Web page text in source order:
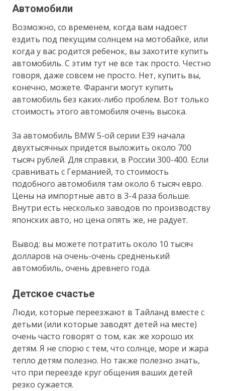
Автомобили
Возможно, со временем, когда вам надоест
ездить под пекущим солнцем на мотобайке, или
когда у вас родится ребенок, вы захотите купить
автомобиль. С этим тут не все так просто. Честно
говоря, даже совсем не просто. Нет, купить вы,
конечно, можете. Фаранги могут купить
автомобиль без каких-либо проблем. Вот только
стоимость этого автомобиля очень высока.
За автомобиль BMW 5-ой серии E39 начала
двухтысячных придется выложить около 700
тысяч рублей. Для справки, в России 300-400. Если
сравнивать с Германией, то стоимость
подобного автомобиля там около 6 тысяч евро.
Цены на импортные авто в 3-4 раза больше.
Внутри есть несколько заводов по производству
японских авто, но цена опять же, не радует.
Вывод: вы можете потратить около 10 тысяч
долларов на очень-очень средненький
автомобиль, очень древнего года.
Детское счастье
Люди, которые переезжают в Тайланд вместе с
детьми (или которые заводят детей на месте)
очень часто говорят о том, как же хорошо их
детям. Я не спорю с тем, что солнце, море и жара
тепло детям полезно. Но также полезно знать,
что при переезде круг общения ваших детей
резко сужается.